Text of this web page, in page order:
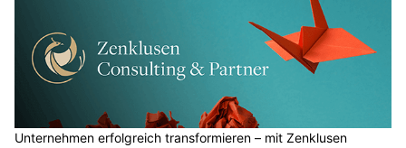
Unternehmen erfolgreich transformieren – mit Zenklusen